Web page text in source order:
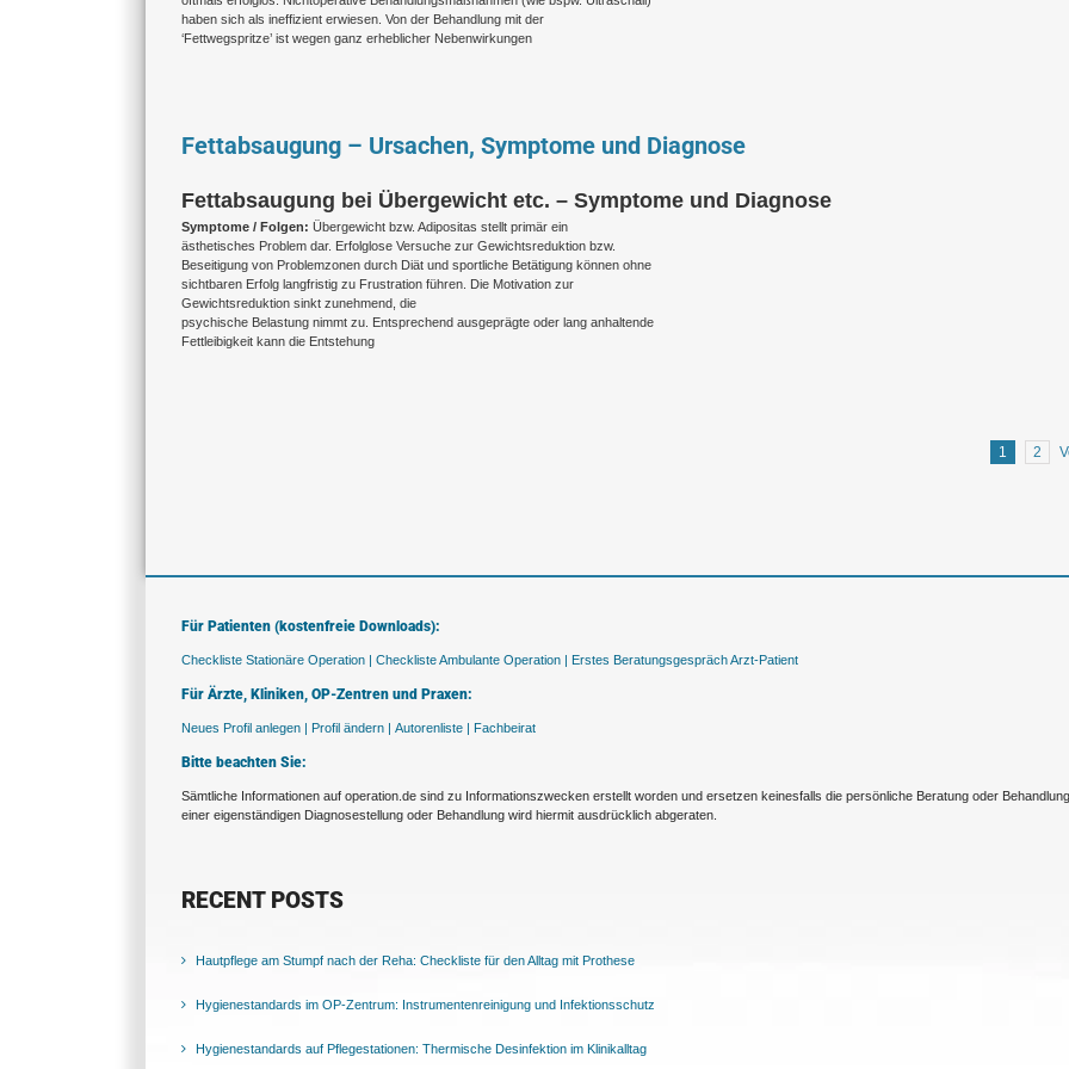
haben sich als ineffizient erwiesen. Von der Behandlung mit der
‘Fettwegspritze’ ist wegen ganz erheblicher Nebenwirkungen
Fettabsaugung – Ursachen, Symptome und Diagnose
Fettabsaugung bei Übergewicht etc. – Symptome und Diagnose
Symptome / Folgen: Übergewicht bzw. Adipositas stellt primär ein
ästhetisches Problem dar. Erfolglose Versuche zur Gewichtsreduktion bzw.
Beseitigung von Problemzonen durch Diät und sportliche Betätigung können ohne
sichtbaren Erfolg langfristig zu Frustration führen. Die Motivation zur
Gewichtsreduktion sinkt zunehmend, die
psychische Belastung nimmt zu. Entsprechend ausgeprägte oder lang anhaltende
Fettleibigkeit kann die Entstehung
1 2
Für Patienten (kostenfreie Downloads):
Checkliste Stationäre Operation | Checkliste Ambulante Operation | Erstes Beratungsgespräch Arzt-Patient
Für Ärzte, Kliniken, OP-Zentren und Praxen:
Neues Profil anlegen | Profil ändern | Autorenliste | Fachbeirat
Bitte beachten Sie:
Sämtliche Informationen auf operation.de sind zu Informationszwecken erstellt worden und ersetzen keinesfalls die persönliche Beratung oder
einer eigenständigen Diagnosestellung oder Behandlung wird hiermit ausdrücklich abgeraten.
RECENT POSTS
Hautpflege am Stumpf nach der Reha: Checkliste für den Alltag mit Prothese
Hygienestandards im OP-Zentrum: Instrumentenreinigung und Infektionsschutz
Hygienestandards auf Pflegestationen: Thermische Desinfektion im Klinikalltag